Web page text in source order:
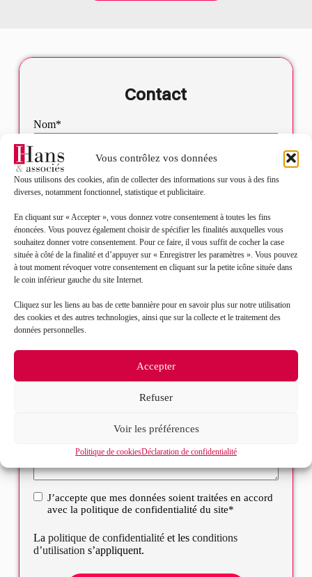
Vous contrôlez vos données
Nous utilisons des cookies, afin de collecter des informations sur vous à des fins
diverses, notamment fonctionnel, statistique et publicitaire.
En cliquant sur « Accepter », vous donnez votre consentement à toutes les fins
énoncées. Vous pouvez également choisir de spécifier les finalités auxquelles vous
souhaitez donner votre consentement. Pour ce faire, il vous suffit de cocher la case
située à côté de la finalité et d’appuyer sur « Enregistrer les paramètres ». Vous pouvez
à tout moment révoquer votre consentement en cliquant sur la petite icône située dans
le coin inférieur gauche du site Internet.
Cliquez sur les liens au bas de cette bannière pour en savoir plus sur notre utilisation
des cookies et des autres technologies, ainsi que sur la collecte et le traitement des
données personnelles.
Accepter
Refuser
Voir les préférences
Politique de cookiesDéclaration de confidentialité
Contact
Nom*
Prénom*
Objet de votre demande*
Message*
RGPDJ’accepte que mes données soient traitées en accord
avec la politique de confidentialité du site*
La politique de confidentialitéet les conditions
d’utilisation s’appliquent.